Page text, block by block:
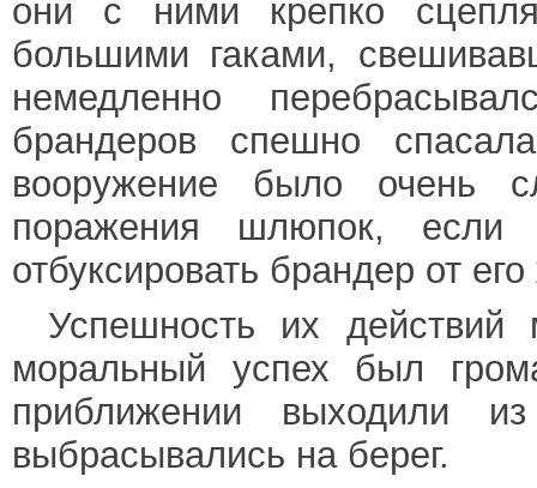
они с ними крепко
большими гаками,
немедленно
брандеров спешно
вооружение было очень
поражения шлюпок, если
отбуксировать брандер от
Успешность их
моральный успех был
приближении выходили
выбрасывались на берег.